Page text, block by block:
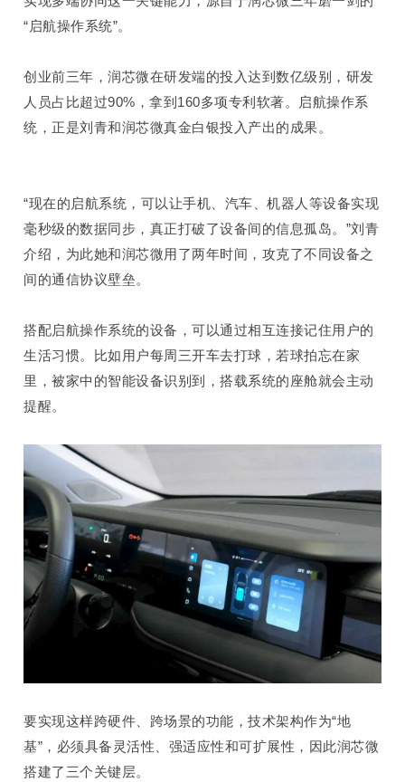
“启航操作系统”。
创业前三年，润芯微在研发端的投入达到数亿级别，研发
人员占比超过90% ，拿到 160多项专利软著。启航操作系
统，正是刘青和润芯微真金白银投入产出的成果。
“现在的启航系统，可以让手机、汽车、机器人等设备实现
毫秒级的数据同步，真正打破了设备间的信息孤岛。”刘青
介绍，为此她和润芯微用了两年时间，攻克了不同设备之
间的通信协议壁垒。
搭配启航操作系统的设备，可以通过相互连接记住用户的
生活习惯。比如用户每周三开车去打球，若球拍忘在家
里，被家中的智能设备识别到，搭载系统的座舱就会主动
提醒。
要实现这样跨硬件、跨场景的功能，技术架构作为“地
基” ， 必须具备灵活性、强适应性和可扩展性，因此润芯微
搭建了三个关键层。